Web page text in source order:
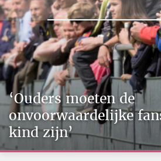
‘Ouders moeten de
onvoorwaardelijke
kind zijn’